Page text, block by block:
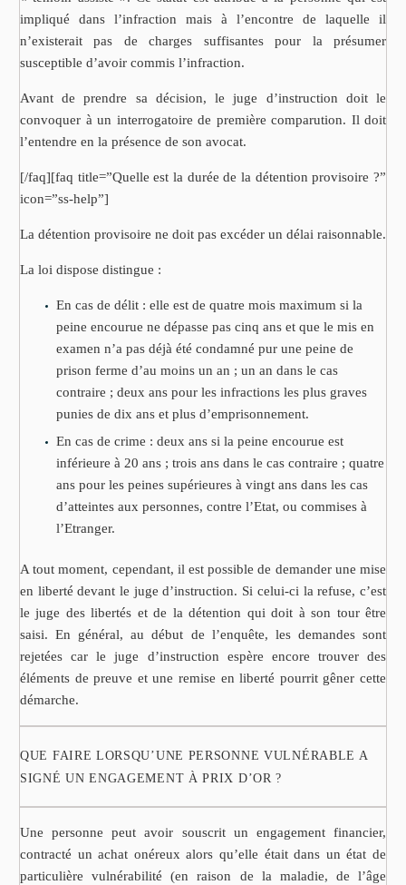
impliqué dans l’infraction mais à l’encontre de laquelle il
n’existerait pas de charges suffisantes pour la présumer
susceptible d’avoir commis l’infraction.
Avant de prendre sa décision, le juge d’instruction doit le
convoquer à un interrogatoire de première comparution. Il doit
l’entendre en la présence de son avocat.
[/faq][faq title=”Quelle est la durée de la détention provisoire ?”
icon=”ss-help”]
La détention provisoire ne doit pas excéder un délai raisonnable.
La loi dispose distingue :
En cas de délit : elle est de quatre mois maximum si la
peine encourue ne dépasse pas cinq ans et que le mis en
examen n’a pas déjà été condamné pur une peine de
prison ferme d’au moins un an ; un an dans le cas
contraire ; deux ans pour les infractions les plus graves
punies de dix ans et plus d’emprisonnement.
En cas de crime : deux ans si la peine encourue est
inférieure à 20 ans ; trois ans dans le cas contraire ; quatre
ans pour les peines supérieures à vingt ans dans les cas
d’atteintes aux personnes, contre l’Etat, ou commises à
l’Etranger.
A tout moment, cependant, il est possible de demander une mise
en liberté devant le juge d’instruction. Si celui-ci la refuse, c’est
le juge des libertés et de la détention qui doit à son tour être
saisi. En général, au début de l’enquête, les demandes sont
rejetées car le juge d’instruction espère encore trouver des
éléments de preuve et une remise en liberté pourrit gêner cette
démarche.
QUE FAIRE LORSQU’UNE PERSONNE VULNÉRABLE A
SIGNÉ UN ENGAGEMENT À PRIX D’OR ?
Une personne peut avoir souscrit un engagement financier,
contracté un achat onéreux alors qu’elle était dans un état de
particulière vulnérabilité (en raison de la maladie, de l’âge